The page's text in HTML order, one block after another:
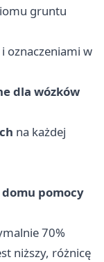
gruntu
oznaczeniami w
dla wózków
na każdej
pomocy
70%
niższy, różnicę